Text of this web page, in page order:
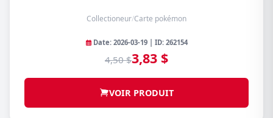
Collectioneur/Carte pokémon
Date: 2026-03-19 | ID: 262154
4,50 $3,83 $
VOIR PRODUIT